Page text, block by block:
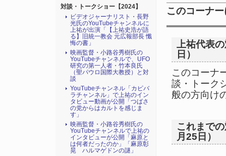
ュー
2024/02/06
トマ
と対
2024/01/12
ター
「
宗教)
2023/12/15
画が
学」
このコーナ
上祐代表
日）
このコーナ
談・トーク
般の方向け
これまで
月25日）
対談・トークショー【2024】
ビデオジャーナリスト・長野
光氏のYouTubeチャンネルに
上祐が出演「【上祐史浩が語
る】旧統一教会 元広報部長 懺
悔の書」
映画監督・小路谷秀樹氏の
YouTubeチャンネルで、UFO
研究の第一人者・竹本良氏
（聖パウロ国際大教授）と対
談
YouTubeチャンネル「カピバ
ラチャンネル」で上祐のイン
タビュー動画が公開「つばさ
の党からはカルトを感じま
す」
映画監督・小路谷秀樹氏の
YouTubeチャンネルで上祐の
インタビューが公開「麻原と
は何者だったのか」「麻原彰
晃 ハルマゲドンの謎」